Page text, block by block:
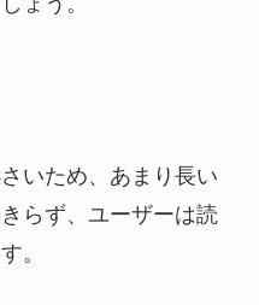
いため、あまり長い
らず、ユーザーは読
。